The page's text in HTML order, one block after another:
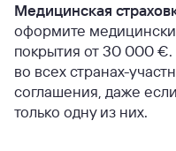
Медицинская
оформите
покрытия от 30 000
во всех странах-
соглашения, даже
только одну из них.